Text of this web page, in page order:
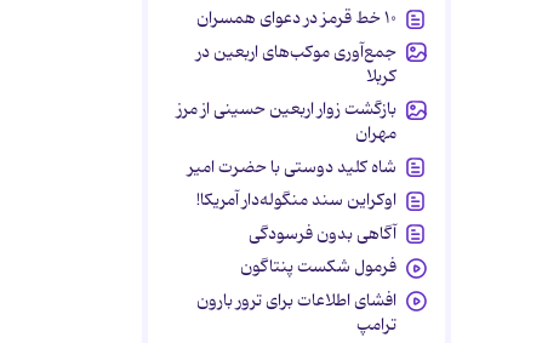
۱۰ خط قرمز در دعوای همسران
جمع‌آوری موکب‌های اربعین در
کربلا
بازگشت زوار اربعین حسینی از مرز
مهران
شاه کلید دوستی با حضرت امیر
اوکراین سند منگوله‌دار آمریکا!
آگاهی بدون فرسودگی
فرمول شکست پنتاگون
افشای اطلاعات برای ترور بارون
ترامپ